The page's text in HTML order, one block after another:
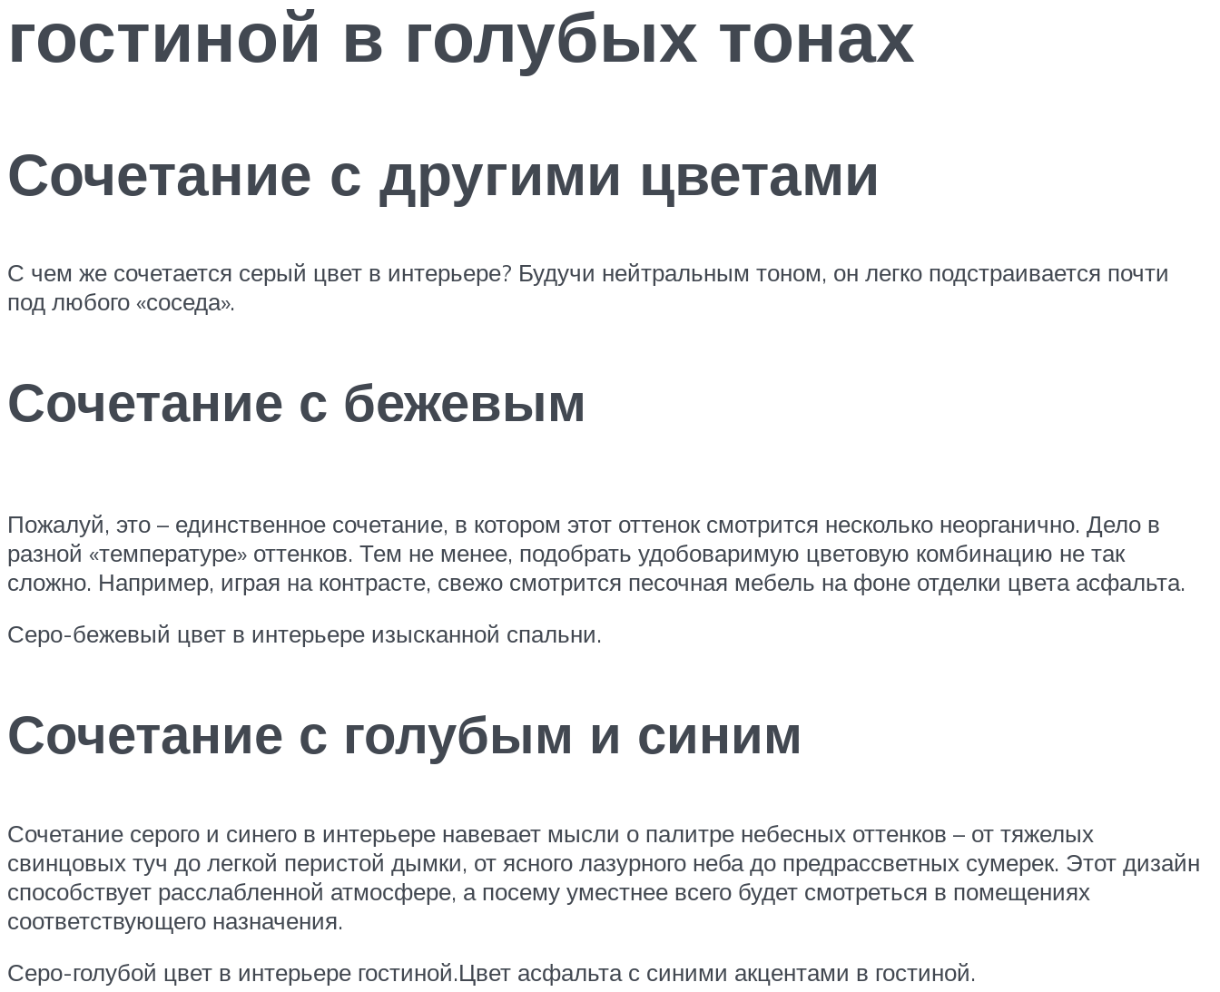
гостиной в голубых тонах
Сочетание с другими цветами
С чем же сочетается серый цвет в интерьере? Будучи нейтральным тоном, он легко подстраивается почти
под любого «соседа».
Сочетание с бежевым
Пожалуй, это – единственное сочетание, в котором этот оттенок смотрится несколько неорганично. Дело в
разной «температуре» оттенков. Тем не менее, подобрать удобоваримую цветовую комбинацию не так
сложно. Например, играя на контрасте, свежо смотрится песочная мебель на фоне отделки цвета асфальта.
Серо-бежевый цвет в интерьере изысканной спальни.
Сочетание с голубым и синим
Сочетание серого и синего в интерьере навевает мысли о палитре небесных оттенков – от тяжелых
свинцовых туч до легкой перистой дымки, от ясного лазурного неба до предрассветных сумерек. Этот дизайн
способствует расслабленной атмосфере, а посему уместнее всего будет смотреться в помещениях
соответствующего назначения.
Серо-голубой цвет в интерьере гостиной.Цвет асфальта с синими акцентами в гостиной.